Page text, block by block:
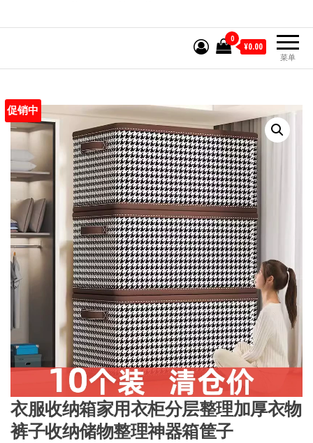
菜单
0
¥0.00
促销中
衣服收纳箱家用衣柜分层整理加厚衣物
裤子收纳储物整理神器箱筐子